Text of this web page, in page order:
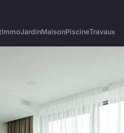
ImmoJardinMaisonPiscineTravaux